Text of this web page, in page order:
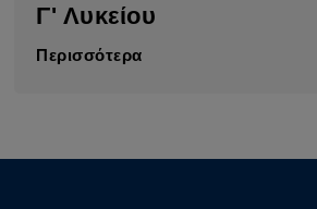
Γ' Λυκείου
Περισσότερα